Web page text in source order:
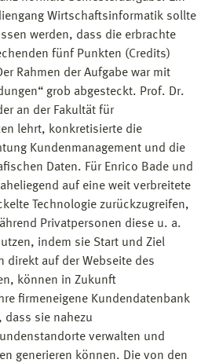
Wirtschaftsinformatik sollte
werden, dass die erbrachte
fünf Punkten (Credits)
Rahmen der Aufgabe war mit
grob abgesteckt. Prof. Dr.
an der Fakultät für
lehrt, konkretisierte die
Kundenmanagement und die
Daten. Für Enrico Bade und
auf eine weit verbreitete
Technologie zurückzugreifen,
Privatpersonen diese u. a.
indem sie Start und Ziel
direkt auf der Webseite des
können in Zukunft
firmeneigene Kundendatenbank
dass sie nahezu
verwalten und
generieren können. Die von den